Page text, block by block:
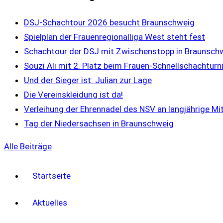
DSJ-Schachtour 2026 besucht Braunschweig
Spielplan der Frauenregionalliga West steht fest
Schachtour der DSJ mit Zwischenstopp in
Souzi Ali mit 2. Platz beim Frauen-
Und der Sieger ist: Julian zur Lage
Die Vereinskleidung ist da!
Verleihung der Ehrennadel des NSV an langjährige
Tag der Niedersachsen in Braunschweig
Alle Beiträge
Startseite
Aktuelles